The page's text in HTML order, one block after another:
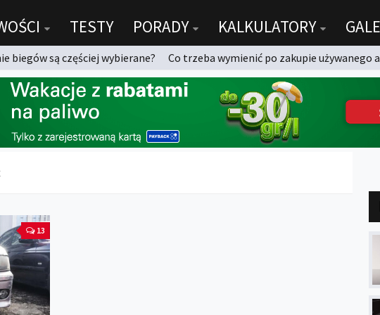
TESTY PORADY KALKULATORY
biegów są częściej wybierane? Co trzeba wymienić po zakupie używanego
13